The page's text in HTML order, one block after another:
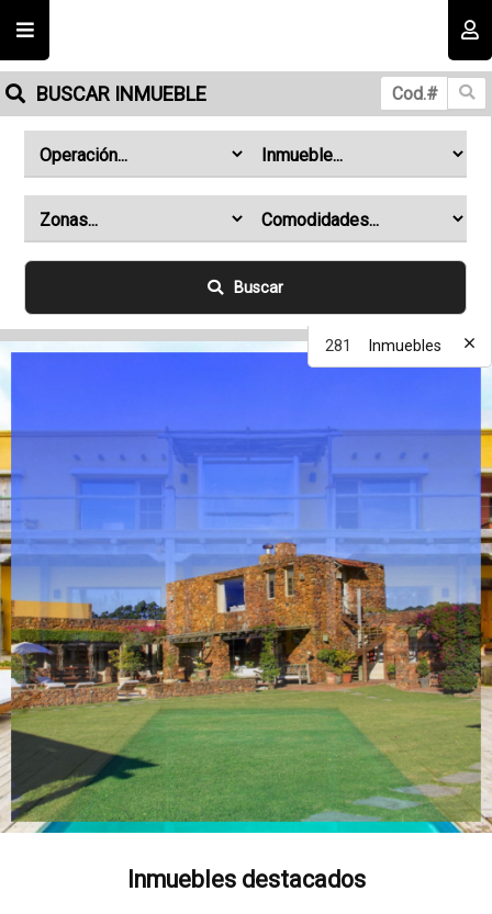
Recordar datos
INGRESAR
Olvidé mi clave Registro
BUSCAR INMUEBLE
Buscar
281 Inmuebles
Inmuebles destacados